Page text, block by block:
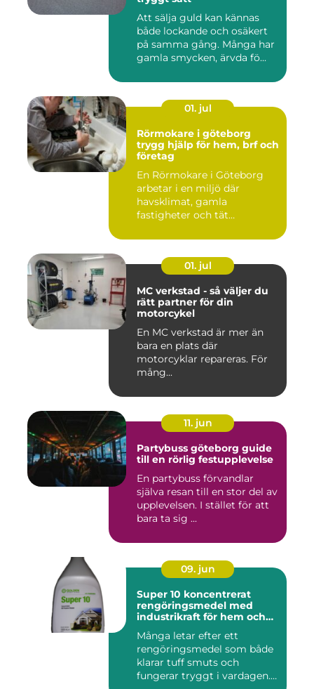
Att sälja guld kan kännas
både lockande och osäkert
på samma gång. Många har
gamla smycken, ärvda fö...
01. jul
Rörmokare i göteborg
trygg hjälp för hem, brf och
företag
En Rörmokare i Göteborg
arbetar i en miljö där
havsklimat, gamla
fastigheter och tät
01. jul
MC verkstad - så väljer du
rätt partner för din
motorcykel
En MC verkstad är mer än
bara en plats där
motorcyklar repareras. För
mång...
11. jun
Partybuss göteborg guide
till en rörlig festupplevelse
En partybuss förvandlar
själva resan till en stor del av
upplevelsen. I stället för att
bara ta sig ...
09. jun
Super 10 koncentrerat
rengöringsmedel med
industrikraft för hem och
Många letar efter ett
rengöringsmedel som både
klarar tuff smuts och
fungerar tryggt i vardagen.